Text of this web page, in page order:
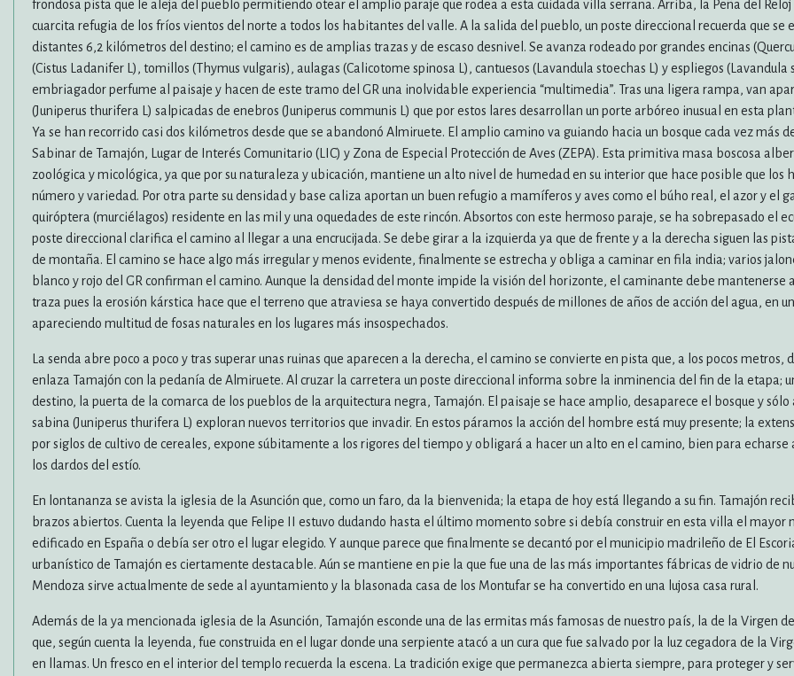
frondosa pista que le aleja del pueblo permitiendo otear el amplio paraje que rodea a esta cuidada villa serrana. Arriba, la Peña del Reloj
cuarcita refugia de los fríos vientos del norte a todos los habitantes del valle. A la salida del pueblo, un poste direccional recuerda que se
distantes 6,2 kilómetros del destino; el camino es de amplias trazas y de escaso desnivel. Se avanza rodeado por grandes encinas
(Cistus Ladanifer L), tomillos (Thymus vulgaris), aulagas (Calicotome spinosa L), cantuesos (Lavandula stoechas L) y espliegos (Lavandula
embriagador perfume al paisaje y hacen de este tramo del GR una inolvidable experiencia “multimedia”. Tras una ligera rampa, van
(Juniperus thurifera L) salpicadas de enebros (Juniperus communis L) que por estos lares desarrollan un porte arbóreo inusual en esta
Ya se han recorrido casi dos kilómetros desde que se abandonó Almiruete. El amplio camino va guiando hacia un bosque cada vez más
Sabinar de Tamajón, Lugar de Interés Comunitario (LIC) y Zona de Especial Protección de Aves (ZEPA). Esta primitiva masa boscosa
zoológica y micológica, ya que por su naturaleza y ubicación, mantiene un alto nivel de humedad en su interior que hace posible que los
número y variedad. Por otra parte su densidad y base caliza aportan un buen refugio a mamíferos y aves como el búho real, el azor y el
quiróptera (murciélagos) residente en las mil y una oquedades de este rincón. Absortos con este hermoso paraje, se ha sobrepasado el
poste direccional clarifica el camino al llegar a una encrucijada. Se debe girar a la izquierda ya que de frente y a la derecha siguen las
de montaña. El camino se hace algo más irregular y menos evidente, finalmente se estrecha y obliga a caminar en fila india; varios
blanco y rojo del GR confirman el camino. Aunque la densidad del monte impide la visión del horizonte, el caminante debe mantenerse
traza pues la erosión kárstica hace que el terreno que atraviesa se haya convertido después de millones de años de acción del agua, en
apareciendo multitud de fosas naturales en los lugares más insospechados.
La senda abre poco a poco y tras superar unas ruinas que aparecen a la derecha, el camino se convierte en pista que, a los pocos
enlaza Tamajón con la pedanía de Almiruete. Al cruzar la carretera un poste direccional informa sobre la inminencia del fin de la etapa;
destino, la puerta de la comarca de los pueblos de la arquitectura negra, Tamajón. El paisaje se hace amplio, desaparece el bosque y sólo
sabina (Juniperus thurifera L) exploran nuevos territorios que invadir. En estos páramos la acción del hombre está muy presente; la
por siglos de cultivo de cereales, expone súbitamente a los rigores del tiempo y obligará a hacer un alto en el camino, bien para
los dardos del estío.
En lontananza se avista la iglesia de la Asunción que, como un faro, da la bienvenida; la etapa de hoy está llegando a su fin. Tamajón
brazos abiertos. Cuenta la leyenda que Felipe II estuvo dudando hasta el último momento sobre si debía construir en esta villa el mayor
edificado en España o debía ser otro el lugar elegido. Y aunque parece que finalmente se decantó por el municipio madrileño de El
urbanístico de Tamajón es ciertamente destacable. Aún se mantiene en pie la que fue una de las más importantes fábricas de vidrio de
Mendoza sirve actualmente de sede al ayuntamiento y la blasonada casa de los Montufar se ha convertido en una lujosa casa rural.
Además de la ya mencionada iglesia de la Asunción, Tamajón esconde una de las ermitas más famosas de nuestro país, la de la Virgen
que, según cuenta la leyenda, fue construida en el lugar donde una serpiente atacó a un cura que fue salvado por la luz cegadora de la
en llamas. Un fresco en el interior del templo recuerda la escena. La tradición exige que permanezca abierta siempre, para proteger y